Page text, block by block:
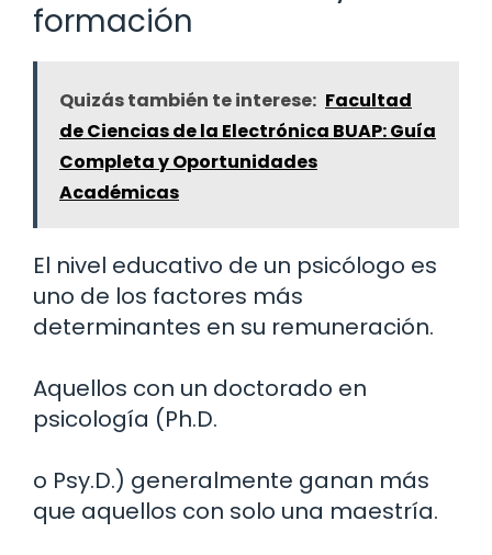
formación
Quizás también te interese: Facultad
de Ciencias de la Electrónica BUAP: Guía
Completa y Oportunidades
Académicas
El nivel educativo de un psicólogo es
uno de los factores más
determinantes en su remuneración.
Aquellos con un doctorado en
psicología (Ph.D.
o Psy.D.) generalmente ganan más
que aquellos con solo una maestría.